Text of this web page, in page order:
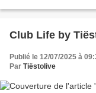
Club Life by
Publié le 12/07/2025 à
Par Tiëstolive